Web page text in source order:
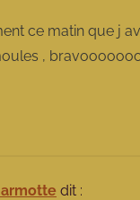
ce matin que j
,
dit :